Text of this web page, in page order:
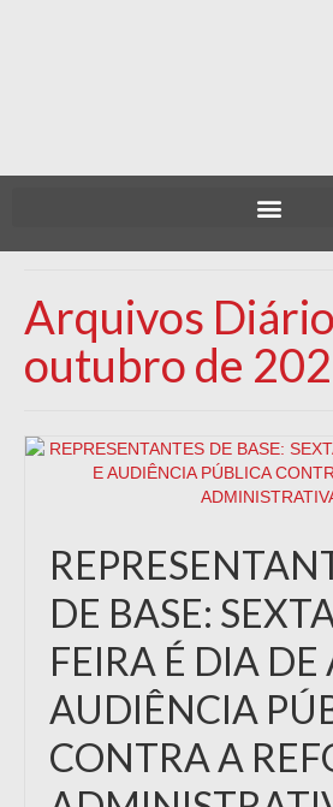
Arquivos
outubro de
DE BASE:
FEIRA É DIA DE
AUDIÊNCIA
CONTRA A